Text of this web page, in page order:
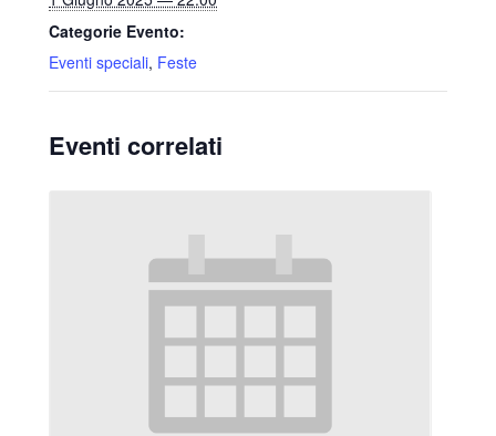
Categorie Evento:
Eventi speciali, Feste
Eventi correlati